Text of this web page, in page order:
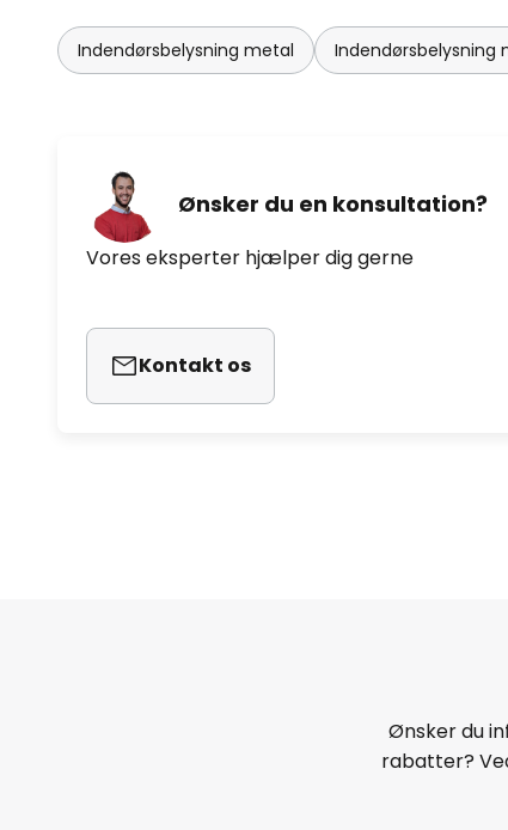
Indendørsbelysning metal
Ønsker du en konsultation?
Vores eksperter hjælper dig gerne
Kontakt os
Ønsker du
rabatter?